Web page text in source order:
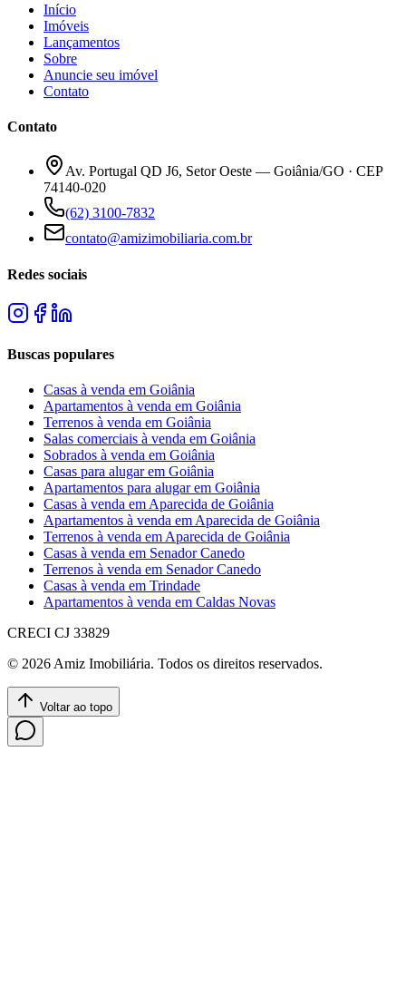
Início
Imóveis
Lançamentos
Sobre
Anuncie seu imóvel
Contato
Contato
Av. Portugal QD J6, Setor Oeste — Goiânia/GO · CEP
74140-020
(62) 3100-7832
contato@amizimobiliaria.com.br
Redes sociais
Buscas populares
Casas à venda em Goiânia
Apartamentos à venda em Goiânia
Terrenos à venda em Goiânia
Salas comerciais à venda em Goiânia
Sobrados à venda em Goiânia
Casas para alugar em Goiânia
Apartamentos para alugar em Goiânia
Casas à venda em Aparecida de Goiânia
Apartamentos à venda em Aparecida de Goiânia
Terrenos à venda em Aparecida de Goiânia
Casas à venda em Senador Canedo
Terrenos à venda em Senador Canedo
Casas à venda em Trindade
Apartamentos à venda em Caldas Novas
CRECI CJ 33829
© 2026Amiz Imobiliária. Todos os direitos reservados.
Voltar ao topo